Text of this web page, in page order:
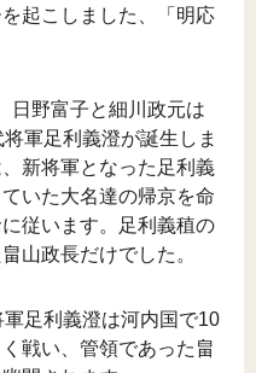
起こしました、「明応
日野富子と細川政元は
軍足利義澄が誕生しま
新将軍となった足利義
いた大名達の帰京を命
従います。足利義稙の
山政長だけでした。
足利義澄は河内国で10
戦い、管領であった畠